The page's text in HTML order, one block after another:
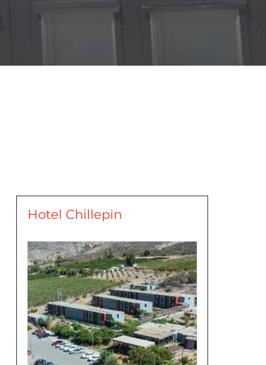
Hotel Chillepin